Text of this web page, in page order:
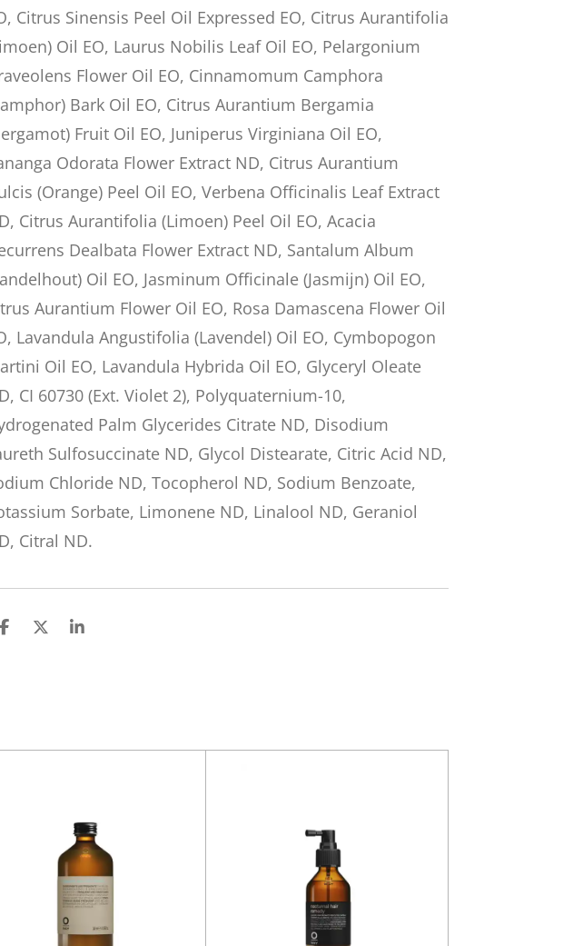
Citrus Sinensis Peel Oil Expressed EO, Citrus Aurantifolia
Oil EO, Laurus Nobilis Leaf Oil EO, Pelargonium
Flower Oil EO, Cinnamomum Camphora
Bark Oil EO, Citrus Aurantium Bergamia
Fruit Oil EO, Juniperus Virginiana Oil EO,
Odorata Flower Extract ND, Citrus Aurantium
(Orange) Peel Oil EO, Verbena Officinalis Leaf Extract
Citrus Aurantifolia (Limoen) Peel Oil EO, Acacia
Dealbata Flower Extract ND, Santalum Album
Oil EO, Jasminum Officinale (Jasmijn) Oil EO,
Aurantium Flower Oil EO, Rosa Damascena Flower Oil
Lavandula Angustifolia (Lavendel) Oil EO, Cymbopogon
Oil EO, Lavandula Hybrida Oil EO, Glyceryl Oleate
CI 60730 (Ext. Violet 2), Polyquaternium-10,
Palm Glycerides Citrate ND, Disodium
Sulfosuccinate ND, Glycol Distearate, Citric Acid ND,
Chloride ND, Tocopherol ND, Sodium Benzoate,
Sorbate, Limonene ND, Linalool ND, Geraniol
Citral ND.
D
D
S